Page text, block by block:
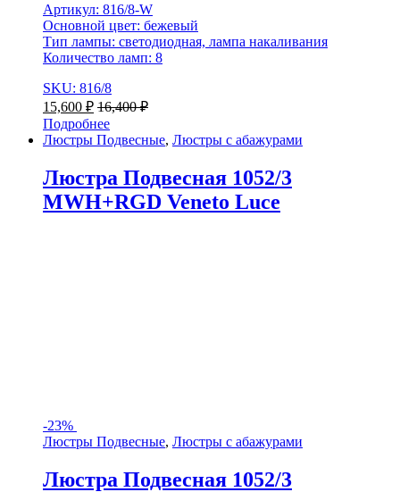
Артикул: 816/8-W
Основной цвет: бежевый
Тип лампы: светодиодная, лампа накаливания
Количество ламп: 8
SKU: 816/8
15,600 ₽ 16,400₽
Подробнее
Люстры Подвесные, Люстры с абажурами
Люстра Подвесная 1052/3
MWH+RGD Veneto Luce
-23%
Люстры Подвесные, Люстры с абажурами
Люстра Подвесная 1052/3